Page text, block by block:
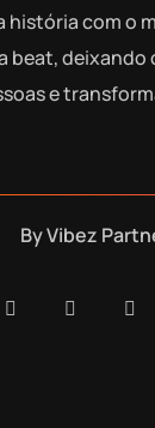
história com o
beat, deixando
e
ByVibez